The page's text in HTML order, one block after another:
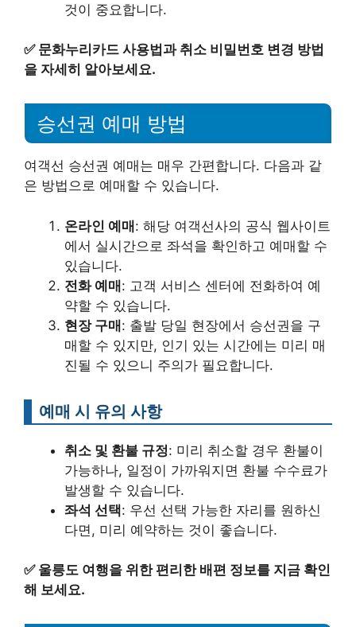
것이 중요합니다.
✅ 문화누리카드 사용법과 취소 비밀번호 변경 방법
을 자세히 알아보세요.
승선권 예매 방법
여객선 승선권 예매는 매우 간편합니다. 다음과 같
은 방법으로 예매할 수 있습니다.
온라인 예매: 해당 여객선사의 공식 웹사이트
에서 실시간으로 좌석을 확인하고 예매할 수
있습니다.
전화 예매: 고객 서비스 센터에 전화하여 예
약할 수 있습니다.
현장 구매: 출발 당일 현장에서 승선권을 구
매할 수 있지만, 인기 있는 시간에는 미리 매
진될 수 있으니 주의가 필요합니다.
예매 시 유의 사항
취소 및 환불 규정: 미리 취소할 경우 환불이
가능하나, 일정이 가까워지면 환불 수수료가
발생할 수 있습니다.
좌석 선택: 우선 선택 가능한 자리를 원하신
다면, 미리 예약하는 것이 좋습니다.
✅ 울릉도 여행을 위한 편리한 배편 정보를 지금 확인
해 보세요.